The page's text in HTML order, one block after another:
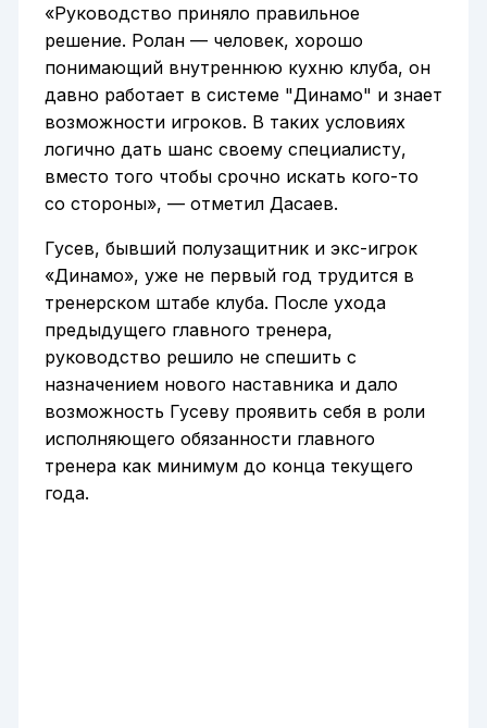
«Руководство приняло правильное
решение. Ролан — человек, хорошо
понимающий внутреннюю кухню клуба, он
давно работает в системе "Динамо" и знает
возможности игроков. В таких условиях
логично дать шанс своему специалисту,
вместо того чтобы срочно искать кого-то
со стороны», — отметил Дасаев.
Гусев, бывший полузащитник и экс-игрок
«Динамо», уже не первый год трудится в
тренерском штабе клуба. После ухода
предыдущего главного тренера,
руководство решило не спешить с
назначением нового наставника и дало
возможность Гусеву проявить себя в роли
исполняющего обязанности главного
тренера как минимум до конца текущего
года.